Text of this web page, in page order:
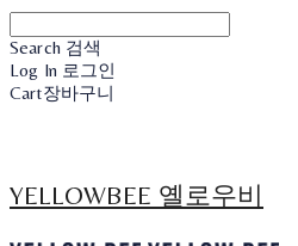
Search 검색
Log In 로그인
Cart장바구니
YELLOWBEE 옐로우비